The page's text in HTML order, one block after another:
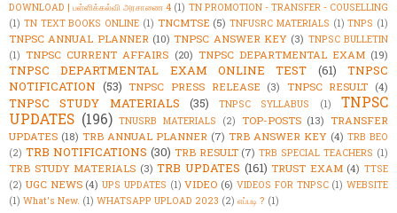
DOWNLOAD | பள்ளிக்கல்வி அரசாணை 4 (1) TN PROMOTION - TRANSFER - COUSELLING
(1) TN TEXT BOOKS ONLINE (1) TNCMTSE (5) TNFUSRC MATERIALS (1) TNPS (1)
TNPSC ANNUAL PLANNER (10) TNPSC ANSWER KEY (3) TNPSC BULLETIN
(1) TNPSC CURRENT AFFAIRS (20) TNPSC DEPARTMENTAL EXAM (19)
TNPSC DEPARTMENTAL EXAM ONLINE TEST (61)
TNPSC
NOTIFICATION (53) TNPSC PRESS RELEASE (3) TNPSC RESULT (4)
TNPSC STUDY MATERIALS (35) TNPSC SYLLABUS (1)
TNPSC
UPDATES (196) TNUSRB MATERIALS (2) TOP-POSTS (13) TRANSFER
UPDATES (18) TRB ANNUAL PLANNER (7) TRB ANSWER KEY (4) TRB BEO
(2) TRB NOTIFICATIONS (30) TRB RESULT (7) TRB SPECIAL TEACHERS (1)
TRB STUDY MATERIALS (3) TRB UPDATES (161) TRUST EXAM (4) TTSE
(2) UGC NEWS (4) UPS UPDATES (1) VIDEO (6) VIDEOS FOR TNPSC (1) WEBSITE
(1) What's New. (1) WHATSAPP UPLOAD 2023 (2) எப்படி ? (1)